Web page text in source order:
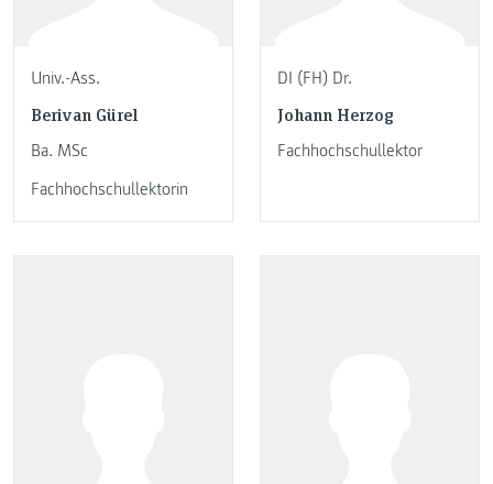
Univ.-Ass.
Berivan Gürel
Ba. MSc
Fachhochschullektorin
DI (FH) Dr.
Johann Herzog
Fachhochschullektor